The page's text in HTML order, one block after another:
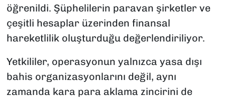
öğrenildi. Şüphelilerin paravan şirketler ve
çeşitli hesaplar üzerinden finansal
hareketlilik oluşturduğu değerlendiriliyor.
Yetkililer, operasyonun yalnızca yasa dışı
bahis organizasyonlarını değil, aynı
zamanda kara para aklama zincirini de